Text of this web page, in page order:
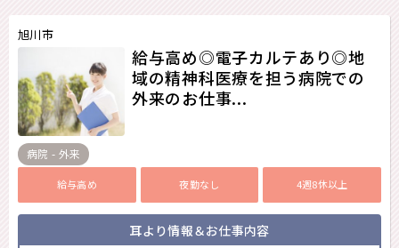
旭川市
給与高め◎電子カルテあり◎地
域の精神科医療を担う病院での
外来のお仕事...
病院 - 外来
給与高め 夜勤なし 4週8休以上
耳より情報＆お仕事内容